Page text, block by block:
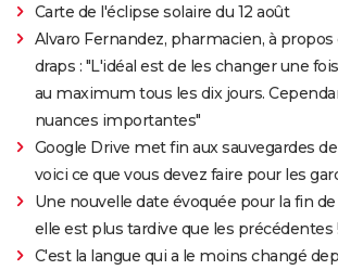
Carte de l'éclipse solaire du 12 août
Alvaro Fernandez, pharmacien, à propos
draps : "L'idéal est de les changer une
au maximum tous les dix jours.
nuances importantes"
Google Drive met fin aux sauvegardes
voici ce que vous devez faire pour les
Une nouvelle date évoquée pour la fin de
elle est plus tardive que les précédentes !
C'est la langue qui a le moins changé